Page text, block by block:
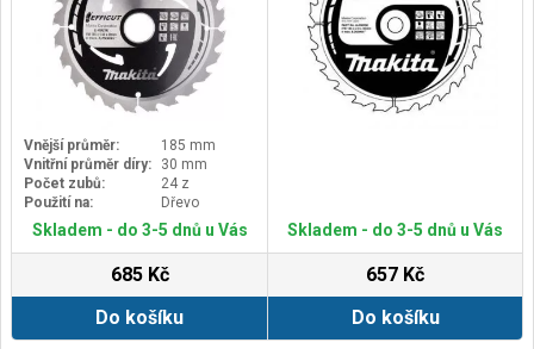
Vnější průměr:
185 mm
Vnitřní průměr díry:
30 mm
Počet zubů:
24 z
Použití na:
Dřevo
Skladem - do 3-5 dnů u Vás
685 Kč
Do košíku
Skladem - do 3-5 dnů u Vás
657 Kč
Do košíku